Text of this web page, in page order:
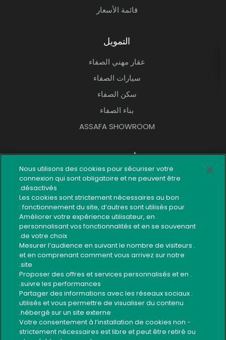
قائمة الأسعار
التمويل
عقار مهني الصفاء
سيارات الصفاء
سكن الصفاء
بناء الصفاء
ASSAFA SHOWROOM
أدوات عملية
شبكة الوكالات
تقديم شكاية
خريطة الموقع
اتصال
مدونة الأخلاقيات لإسترجاع الديون
ﺩﻟﻴﻞ الخدمات ﺍﻟﺒﻨﻜﻴﺔ ﺍﻟﺮﳃﻴﺔ
استخدام آمن للخدمات البنكية
Suivez-nous
Nous utilisons des cookies pour sécuriser votre
connexion qui sont obligatoire et ne peuvent être
désactivés.
Les cookies sont strictement nécessaires au bon
fonctionnement du site, d’autres sont utilisés pour :
. Améliorer votre expérience utilisateur, en
personnalisant vos fonctionnalités et en se souvenant
de votre choix.
. Mesurer l’audience en suivant le nombre de visiteurs
et en comprenant comment vous arrivez sur notre
site.
. Proposer des offres et services personnalisés et en
suivre les performances.
. Partager des informations avec les réseaux sociaux
utilisés et vous permettre de visualiser du contenu
hébergé sur un site externe.
- Votre consentement à l’installation de cookies non
strictement nécessaires est libre et peut être retiré ou